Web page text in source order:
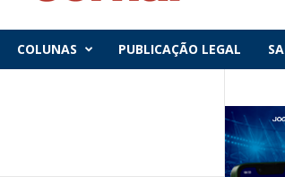
COLUNAS PUBLICAÇÃO LEGAL